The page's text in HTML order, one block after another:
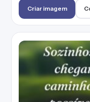
Criar imagem